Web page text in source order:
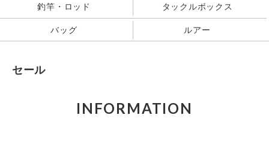
釣竿・ロッド タックルボックス
バッグ ルアー
セール
INFORMATION